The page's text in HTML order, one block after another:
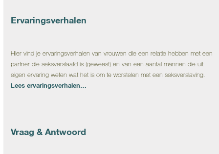
Ervaringsverhalen
Hier vind je ervaringsverhalen van vrouwen die een relatie hebben met een
partner die seksverslaafd is (geweest) en van een aantal mannen die uit
eigen ervaring weten wat het is om te worstelen met een seksverslaving.
Lees ervaringsverhalen…
Vraag & Antwoord